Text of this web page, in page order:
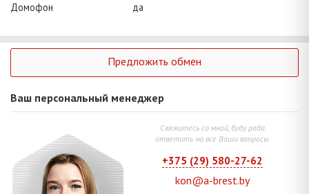
Домофон
да
Предложить обмен
Ваш персональный менеджер
Свяжитесь со мной, буду рада
ответить на все Ваши вопросы
+375 (29) 580-27-62
kon@a-brest.by